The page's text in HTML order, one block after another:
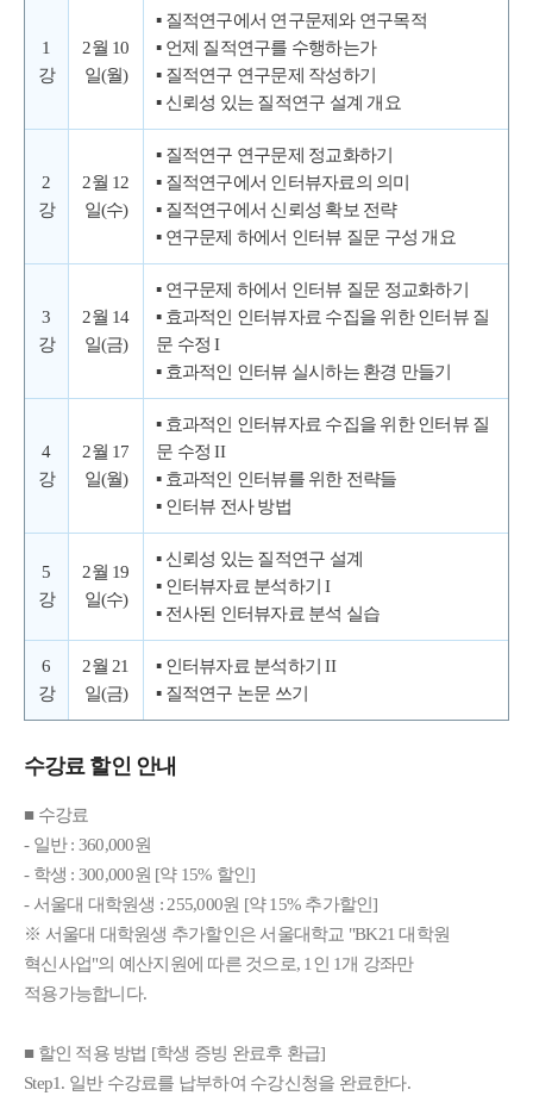
1
강
2월 10
일(월)
▪ 질적연구에서 연구문제와 연구목적
▪ 언제 질적연구를 수행하는가
▪ 질적연구 연구문제 작성하기
▪ 신뢰성 있는 질적연구 설계 개요
2
강
2월 12
일(수)
▪ 질적연구 연구문제 정교화하기
▪ 질적연구에서 인터뷰자료의 의미
▪ 질적연구에서 신뢰성 확보 전략
▪ 연구문제 하에서 인터뷰 질문 구성 개요
3
강
2월 14
일(금)
▪ 연구문제 하에서 인터뷰 질문 정교화하기
▪ 효과적인 인터뷰자료 수집을 위한 인터뷰 질
문 수정 I
▪ 효과적인 인터뷰 실시하는 환경 만들기
4
강
2월 17
일(월)
▪ 효과적인 인터뷰자료 수집을 위한 인터뷰 질
문 수정 II
▪ 효과적인 인터뷰를 위한 전략들
▪ 인터뷰 전사 방법
5
강
2월 19
일(수)
▪ 신뢰성 있는 질적연구 설계
▪ 인터뷰자료 분석하기 I
▪ 전사된 인터뷰자료 분석 실습
6
강
2월 21
일(금)
▪ 인터뷰자료 분석하기 II
▪ 질적연구 논문 쓰기
수강료 할인 안내
■ 수강료
- 일반 : 360,000원
- 학생 : 300,000원 [약 15% 할인]
- 서울대 대학원생 : 255,000원 [약 15% 추가할인]
※ 서울대 대학원생 추가할인은 서울대학교 "BK21 대학원
혁신사업"의 예산지원에 따른 것으로, 1인 1개 강좌만
적용가능합니다.
■ 할인 적용 방법 [학생 증빙 완료후 환급]
Step1. 일반 수강료를 납부하여 수강신청을 완료한다.